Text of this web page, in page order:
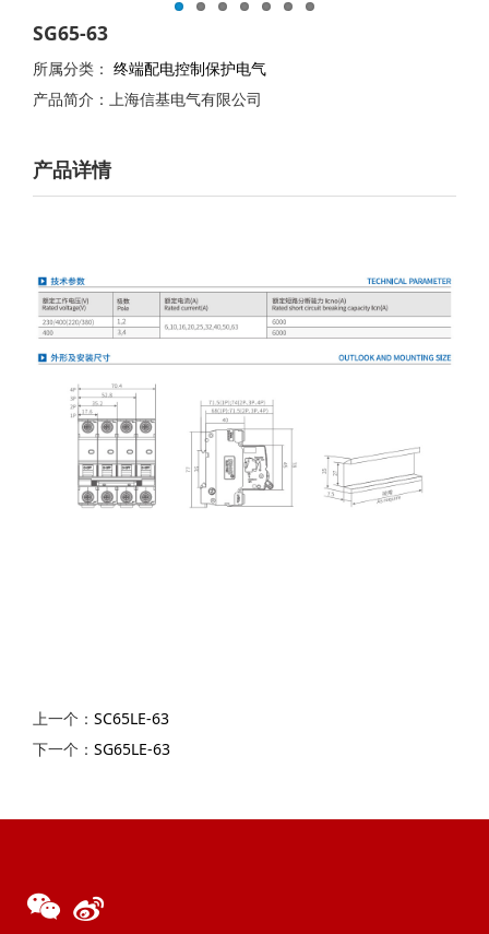
SG65-63
所属分类： 终端配电控制保护电气
产品简介：上海信基电气有限公司
产品详情
上一个： SC65LE-63
下一个： SG65LE-63